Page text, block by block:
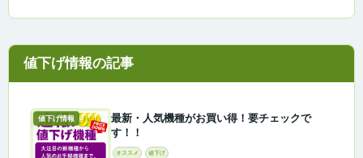
値下げ情報
最新・人気機種がお買い得！要チェックで
す！！
オススメ 値下げ